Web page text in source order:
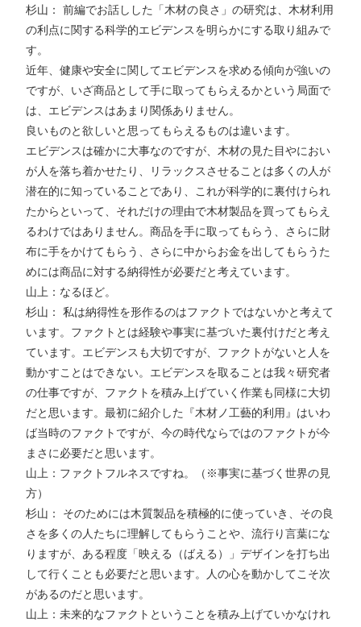
杉山： 前編でお話しした「木材の良さ」の研究は、木材利用
の利点に関する科学的エビデンスを明らかにする取り組みで
す。
近年、健康や安全に関してエビデンスを求める傾向が強いの
ですが、いざ商品として手に取ってもらえるかという局面で
は、エビデンスはあまり関係ありません。
良いものと欲しいと思ってもらえるものは違います。
エビデンスは確かに大事なのですが、木材の見た目やにおい
が人を落ち着かせたり、リラックスさせることは多くの人が
潜在的に知っていることであり、これが科学的に裏付けられ
たからといって、それだけの理由で木材製品を買ってもらえ
るわけではありません。商品を手に取ってもらう、さらに財
布に手をかけてもらう、さらに中からお金を出してもらうた
めには商品に対する納得性が必要だと考えています。
山上：なるほど。
杉山： 私は納得性を形作るのはファクトではないかと考えて
います。ファクトとは経験や事実に基づいた裏付けだと考え
ています。エビデンスも大切ですが、ファクトがないと人を
動かすことはできない。エビデンスを取ることは我々研究者
の仕事ですが、ファクトを積み上げていく作業も同様に大切
だと思います。最初に紹介した『木材ノ工藝的利用』はいわ
ば当時のファクトですが、今の時代ならではのファクトが今
まさに必要だと思います。
山上：ファクトフルネスですね。（※事実に基づく世界の見
方）
杉山： そのためには木質製品を積極的に使っていき、その良
さを多くの人たちに理解してもらうことや、流行り言葉にな
りますが、ある程度「映える（ばえる）」デザインを打ち出
して行くことも必要だと思います。人の心を動かしてこそ次
があるのだと思います。
山上：未来的なファクトということを積み上げていかなけれ